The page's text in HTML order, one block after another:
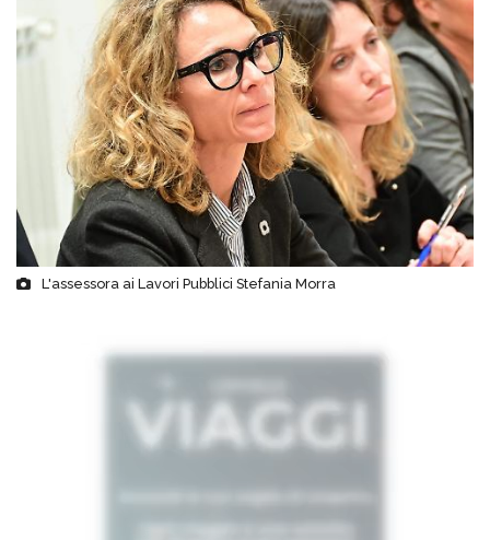
L'assessora ai Lavori Pubblici Stefania Morra